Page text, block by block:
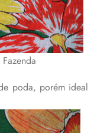
poda, porém ideal